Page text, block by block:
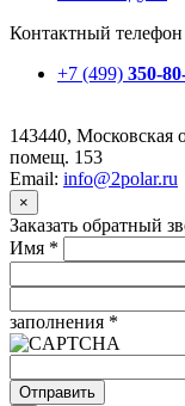
Контактный телефон
+7 (499) 350-
143440, Московская
помещ. 153
Email: info@2polar.ru
×
Заказать обратный
Имя *
заполнения *
Отправить